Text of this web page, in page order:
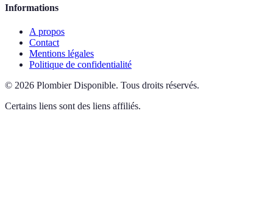
Informations
A propos
Contact
Mentions légales
Politique de confidentialité
© 2026 Plombier Disponible. Tous droits réservés.
Certains liens sont des liens affiliés.